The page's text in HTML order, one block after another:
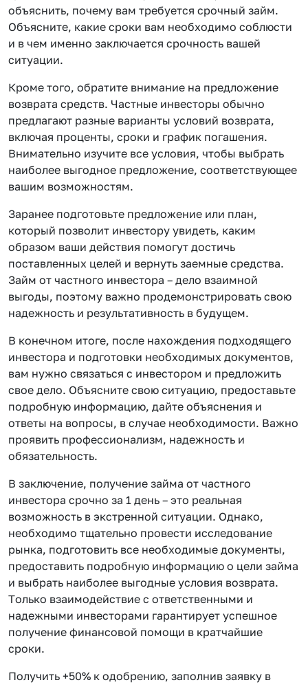
объяснить, почему вам требуется срочный займ.
Объясните, какие сроки вам необходимо соблюсти
и в чем именно заключается срочность вашей
ситуации.
Кроме того, обратите внимание на предложение
возврата средств. Частные инвесторы обычно
предлагают разные варианты условий возврата,
включая проценты, сроки и график погашения.
Внимательно изучите все условия, чтобы выбрать
наиболее выгодное предложение, соответствующее
вашим возможностям.
Заранее подготовьте предложение или план,
который позволит инвестору увидеть, каким
образом ваши действия помогут достичь
поставленных целей и вернуть заемные средства.
Займ от частного инвестора – дело взаимной
выгоды, поэтому важно продемонстрировать свою
надежность и результативность в будущем.
В конечном итоге, после нахождения подходящего
инвестора и подготовки необходимых документов,
вам нужно связаться с инвестором и предложить
свое дело. Объясните свою ситуацию, предоставьте
подробную информацию, дайте объяснения и
ответы на вопросы, в случае необходимости. Важно
проявить профессионализм, надежность и
обязательность.
В заключение, получение займа от частного
инвестора срочно за 1 день – это реальная
возможность в экстренной ситуации. Однако,
необходимо тщательно провести исследование
рынка, подготовить все необходимые документы,
предоставить подробную информацию о цели займа
и выбрать наиболее выгодные условия возврата.
Только взаимодействие с ответственными и
надежными инвесторами гарантирует успешное
получение финансовой помощи в кратчайшие
сроки.
Получить +50% к одобрению, заполнив заявку в